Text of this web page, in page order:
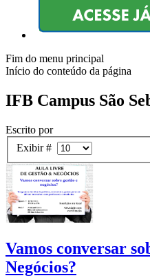
Fim do menu principal
Início do conteúdo da página
IFB Campus São
Escrito por
Exibir #
Vamos conversar
Negócios?